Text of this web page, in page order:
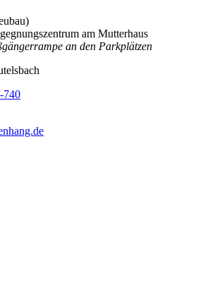
am Mutterhaus
an den Parkplätzen
740